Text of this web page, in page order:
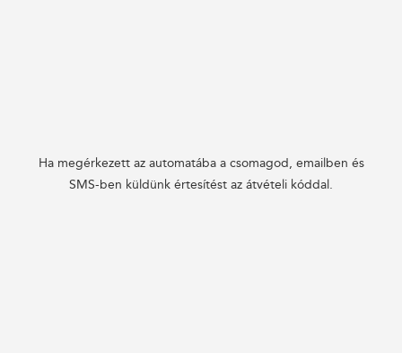
Ha megérkezett az automatába a csomagod, emailben és
SMS-ben küldünk értesítést az átvételi kóddal.